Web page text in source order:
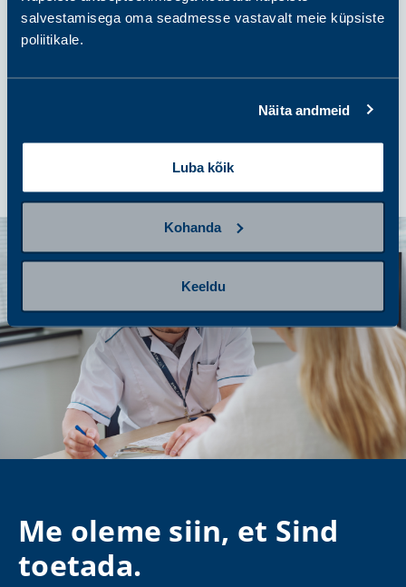
salvestamisega oma seadmesse vastavalt meie küpsiste
poliitikale.
Näita andmeid
Luba kõik
Kohanda
Keeldu
samm 4
Me oleme siin, et Sind
toetada.